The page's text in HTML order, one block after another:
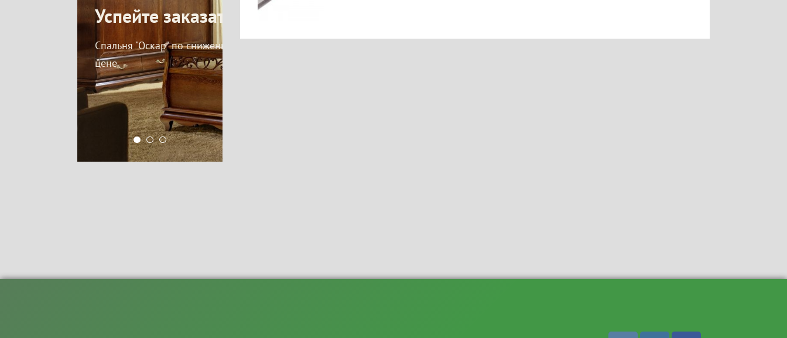
заказать
по сниженной
Скидки невестам
На мягкую действует скидка
15% на корпус действует
Успей заказать